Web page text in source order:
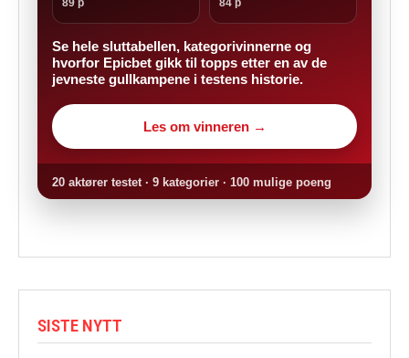
Se hele sluttabellen, kategorivinnerne og
hvorfor Epicbet gikk til topps etter en av de
jevneste gullkampene i testens historie.
Les om vinneren →
20 aktører testet · 9 kategorier · 100 mulige poeng
SISTE NYTT